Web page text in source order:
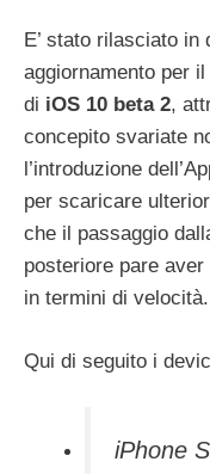
E’ stato rilasciato
aggiornamento per
di iOS 10 beta 2,
concepito svariate
l’introduzione
per scaricare
che il passaggio
posteriore pare
in termini di velocità.
Qui di seguito i
iPhone